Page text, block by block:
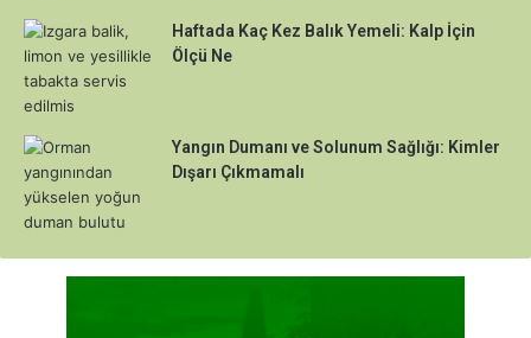
Haftada Kaç Kez Balık Yemeli: Kalp İçin
Ölçü Ne
Yangın Dumanı ve Solunum Sağlığı: Kimler
Dışarı Çıkmamalı